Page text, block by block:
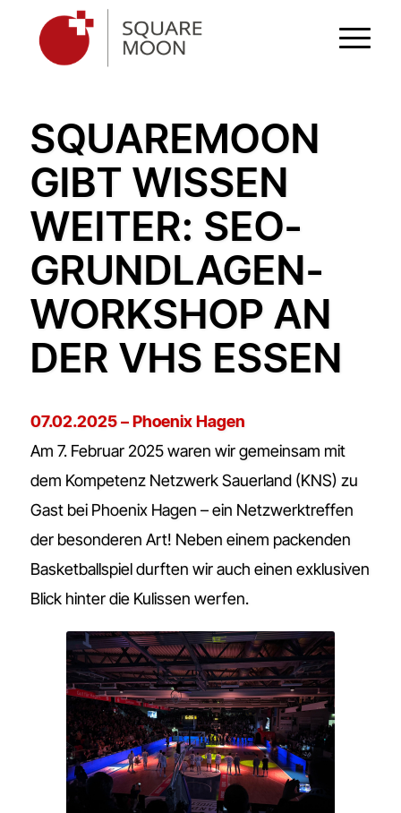
SQUAREMOON
GIBT WISSEN
WEITER: SEO-
GRUNDLAGEN-
WORKSHOP AN
DER VHS ESSEN
07.02.2025 – Phoenix Hagen
Am 7. Februar 2025 waren wir gemeinsam mit
dem Kompetenz Netzwerk Sauerland (KNS) zu
Gast bei Phoenix Hagen – ein Netzwerktreffen
der besonderen Art! Neben einem packenden
Basketballspiel durften wir auch einen exklusiven
Blick hinter die Kulissen werfen.